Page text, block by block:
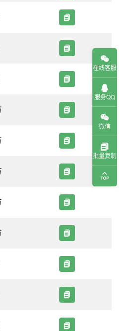
在线客服
服务QQ
微信
批量复制